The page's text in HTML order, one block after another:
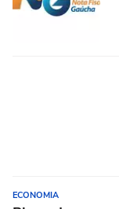
ECONOMIA